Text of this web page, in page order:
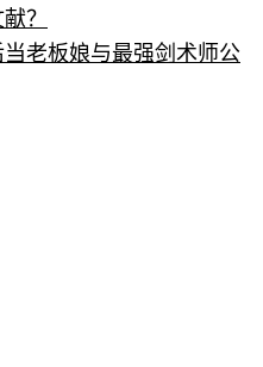
？
老板娘与最强剑术师公